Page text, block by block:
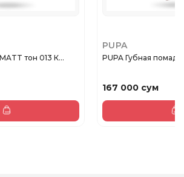
тон 013 К...
PUPA
PUPA Губная
167 000 сум